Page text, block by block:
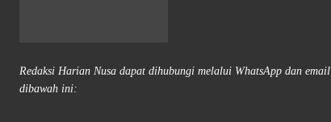
Redaksi Harian Nusa dapat dihubungi melalui WhatsApp dan email
dibawah ini: